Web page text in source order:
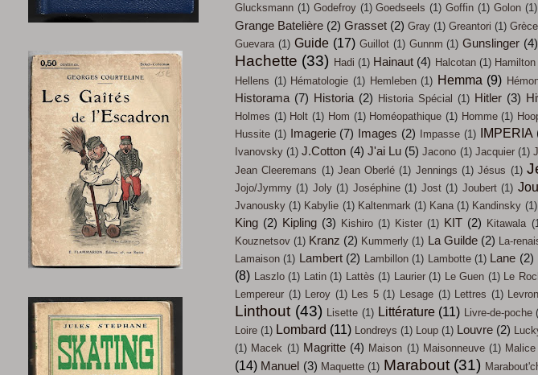
Glucksmann (1) Godefroy (1) Goedseels (1) Goffin (1) Golon (1)
Grange Batelière (2) Grasset (2) Gray (1) Greantori (1) Grèce
Guevara (1) Guide (17) Guillot (1) Gunnm (1) Gunslinger (4)
Hachette (33) Hadi (1) Hainaut (4) Halcotan (1) Hamilton
Hellens (1) Hématologie (1) Hemleben (1) Hemma (9)
Historama (7) Historia (2) Historia Spécial (1) Hitler (3)
Holmes (1) Holt (1) Hom (1) Homéopathique (1) Homme (1)
Hussite (1) Imagerie (7) Images (2) Impasse (1) IMPERIA
Ivanovsky (1) J.Cotton (4) J'ai Lu (5) Jacono (1) Jacquier (1)
Jean Cleeremans (1) Jean Oberlé (1) Jennings (1) Jésus (1)
Jojo/Jymmy (1) Joly (1) Joséphine (1) Jost (1) Joubert (1)
Jvanousky (1) Kabylie (1) Kaltenmark (1) Kana (1) Kandinsky (1)
King (2) Kipling (3) Kishiro (1) Kister (1) KIT (2) Kitawala
Kouznetsov (1) Kranz (2) Kummerly (1) La Guilde (2) La-
Lamaison (1) Lambert (2) Lambillon (1) Lambotte (1) Lane (2)
(8) Laszlo (1) Latin (1) Lattès (1) Laurier (1) Le Guen (1) Le
Lempereur (1) Leroy (1) Les 5 (1) Lesage (1) Lettres (1) Levron
Linthout (43) Lisette (1) Littérature (11) Livre-de-poche
Loire (1) Lombard (11) Londreys (1) Loup (1) Louvre (2)
(1) Macek (1) Magritte (4) Maison (1) Maisonneuve (1) Malice
(14) Manuel (3) Maquette (1) Marabout (31)